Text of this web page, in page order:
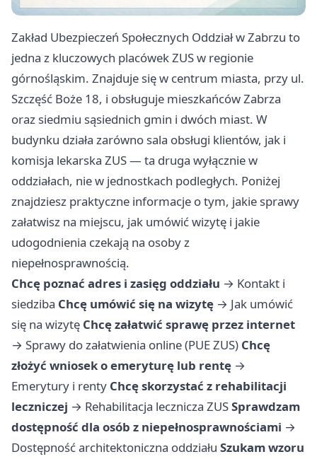
Zakład Ubezpieczeń Społecznych Oddział w Zabrzu to
jedna z kluczowych placówek ZUS w regionie
górnośląskim. Znajduje się w centrum miasta, przy ul.
Szczęść Boże 18, i obsługuje mieszkańców Zabrza
oraz siedmiu sąsiednich gmin i dwóch miast. W
budynku działa zarówno sala obsługi klientów, jak i
komisja lekarska ZUS — ta druga wyłącznie w
oddziałach, nie w jednostkach podległych. Poniżej
znajdziesz praktyczne informacje o tym, jakie sprawy
załatwisz na miejscu, jak umówić wizytę i jakie
udogodnienia czekają na osoby z
niepełnosprawnością.
Chcę poznać adres i zasięg oddziału → Kontakt i
siedziba Chcę umówić się na wizytę → Jak umówić
się na wizytę Chcę załatwić sprawę przez internet
→ Sprawy do załatwienia online (PUE ZUS) Chcę
złożyć wniosek o emeryturę lub rentę →
Emerytury i renty Chcę skorzystać z rehabilitacji
leczniczej → Rehabilitacja lecznicza ZUSSprawdzam
dostępność dla osób z niepełnosprawnościami →
Dostępność architektoniczna oddziału Szukam wzoru